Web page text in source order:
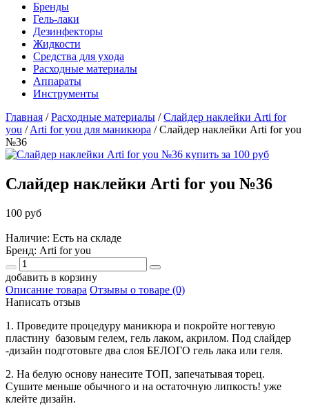
Бренды
Гель-лаки
Дезинфекторы
Жидкости
Средства для ухода
Расходные материалы
Аппараты
Инструменты
Главная /Расходные материалы /Слайдер наклейки Arti for
you /Arti for you для маникюра /Слайдер наклейки Arti for you
№36
Слайдер наклейки Arti for you №36
100 руб
Наличие: Есть на складе
Бренд: Arti for you
добавить в корзину
Описание товара Отзывы о товаре (0)
Написать отзыв
1. Проведите процедуру маникюра и покройте ногтевую
пластину базовым гелем, гель лаком, акрилом. Под слайдер
-дизайн подготовьте два слоя БЕЛОГО гель лака или геля.
2. На белую основу нанесите ТОП, запечатывая торец.
Сушите меньше обычного и на остаточную липкость! уже
клейте дизайн.